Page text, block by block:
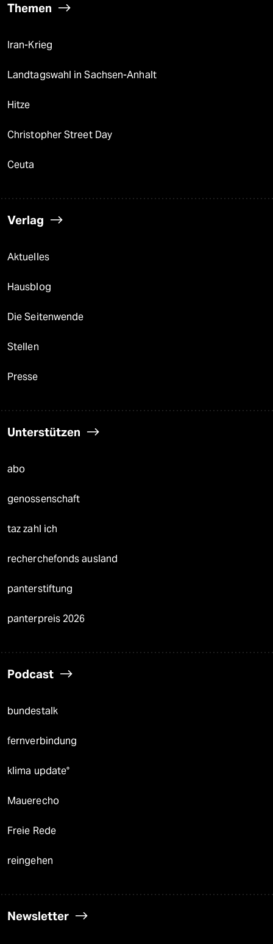
Themen
Iran-Krieg
Landtagswahl in Sachsen-Anhalt
Hitze
Christopher Street Day
Ceuta
Verlag
Aktuelles
Hausblog
Die Seitenwende
Stellen
Presse
Unterstützen
abo
genossenschaft
taz zahl ich
recherchefonds ausland
panterstiftung
panterpreis 2026
Podcast
bundestalk
fernverbindung
klima update°
Mauerecho
Freie Rede
reingehen
Newsletter